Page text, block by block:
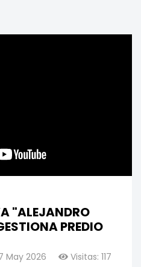
"ALEJANDRO
PREDIO
May 2026
Visitas: 117